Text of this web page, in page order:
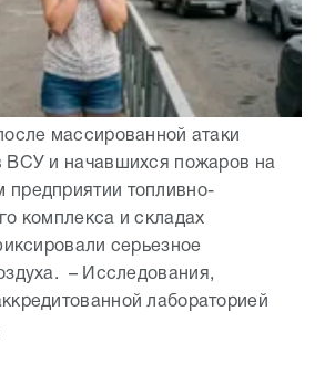
массированной атаки
ВСУ и начавшихся пожаров на
топливно-
комплекса и складах
серьезное
– Исследования,
лабораторией